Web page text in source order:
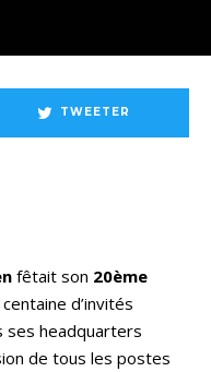
TWEETER
fêtait son 20ème
d’invités
ses headquarters
de tous les postes